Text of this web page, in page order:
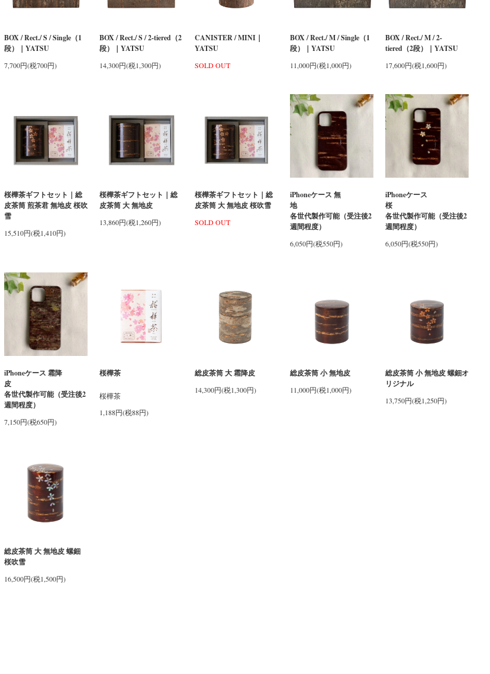
BOX / Rect./ S / Single（1
段）｜YATSU
7,700円(税700円)
BOX / Rect./ S / 2-tiered（2
段）｜YATSU
14,300円(税1,300円)
CANISTER / MINI｜
YATSU
SOLD OUT
BOX / Rect./ M / Single（1
段）｜YATSU
11,000円(税1,000円)
BOX / Rect./ M / 2-
tiered（2段）｜YATSU
17,600円(税1,600円)
桜樺茶ギフトセット｜総
皮茶筒 煎茶君 無地皮 桜吹
雪
15,510円(税1,410円)
桜樺茶ギフトセット｜総
皮茶筒 大 無地皮
13,860円(税1,260円)
桜樺茶ギフトセット｜総
皮茶筒 大 無地皮 桜吹雪
SOLD OUT
iPhoneケース 無
地
各世代製作可能（受注後2
週間程度）
6,050円(税550円)
iPhoneケース
桜
各世代製作可能（受注後2
週間程度）
6,050円(税550円)
iPhoneケース 霜降
皮
各世代製作可能（受注後2
週間程度）
7,150円(税650円)
桜樺茶
桜樺茶
1,188円(税88円)
総皮茶筒 大 霜降皮
14,300円(税1,300円)
総皮茶筒 小 無地皮
11,000円(税1,000円)
総皮茶筒 小 無地皮 螺鈿オ
リジナル
13,750円(税1,250円)
総皮茶筒 大 無地皮 螺鈿
桜吹雪
16,500円(税1,500円)